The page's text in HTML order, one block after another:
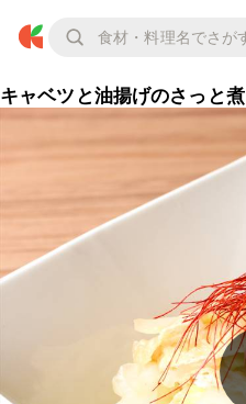
キャベツと油揚げのさっと煮